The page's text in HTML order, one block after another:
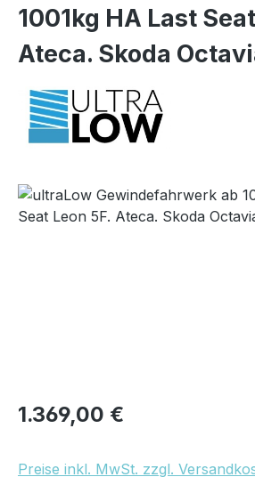
1001kg HA Last
Ateca. Skoda
Bildergalerie überspringen
Regulärer Preis:
1.369,00 €
Preise inkl. MwSt. zzgl.